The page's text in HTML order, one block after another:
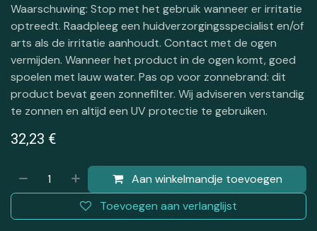
Waarschuwing: Stop met het gebruik wanneer er irritatie
optreedt. Raadpleeg een huidverzorgingsspecialist en/of
arts als de irritatie aanhoudt. Contact met de ogen
vermijden. Wanneer het product in de ogen komt, goed
spoelen met lauw water. Pas op voor zonnebrand: dit
product bevat geen zonnefilter. Wij adviseren verstandig
te zonnen en altijd een UV protectie te gebruiken.
32,23 €
Aan winkelmandje toevoegen
Toevoegen aan verlanglijst